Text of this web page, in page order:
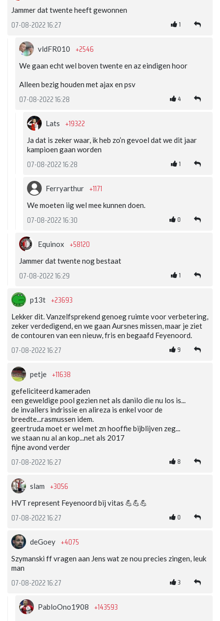
Jammer dat twente heeft gewonnen
07-08-2022 16:27 1
vldFR010 +2546
We gaan echt wel boven twente en az eindigen hoor
Alleen bezig houden met ajax en psv
07-08-2022 16:28 4
Lats +19322
Ja dat is zeker waar, ik heb zo’n gevoel dat we dit jaar
kampioen gaan worden
07-08-2022 16:28 1
Ferryarthur +1171
We moeten iig wel mee kunnen doen.
07-08-2022 16:30 0
Equinox +58120
Jammer dat twente nog bestaat
07-08-2022 16:29 1
p13t +23693
Lekker dit. Vanzelfsprekend genoeg ruimte voor verbetering,
zeker verdedigend, en we gaan Aursnes missen, maar je ziet
de contouren van een nieuw, fris en begaafd Feyenoord.
07-08-2022 16:27 9
petje +11638
gefeliciteerd kameraden
een geweldige pool gezien net als danilo die nu los is...
de invallers indrissie en alireza is enkel voor de
breedte...rasmussen idem.
geertruda moet er wel met zn hooffie bijblijven zeg...
we staan nu al an kop...net als 2017
fijne avond verder
07-08-2022 16:27 8
slam +3056
HVT represent Feyenoord bij vitas 💪💪💪
07-08-2022 16:27 0
deGoey +4075
Szymanski ff vragen aan Jens wat ze nou precies zingen, leuk
man
07-08-2022 16:27 3
PabloOno1908 +143593